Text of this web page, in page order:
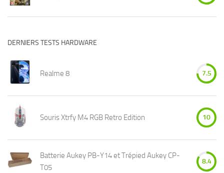
DERNIERS TESTS HARDWARE
Realme 8 7.5
Souris Xtrfy M4 RGB Retro Edition 10
Batterie Aukey PB-Y14 et Trépied Aukey CP-
T05
8.4